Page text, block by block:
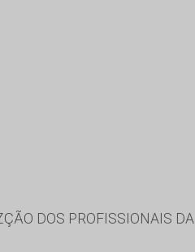
DOS PROFISSIONAIS DA